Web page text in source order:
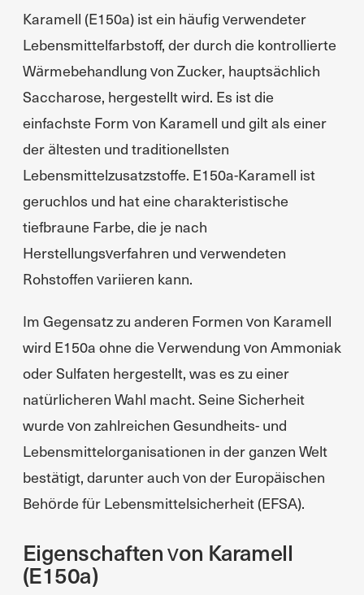
Karamell (E150a) ist ein häufig verwendeter
Lebensmittelfarbstoff, der durch die kontrollierte
Wärmebehandlung von Zucker, hauptsächlich
Saccharose, hergestellt wird. Es ist die
einfachste Form von Karamell und gilt als einer
der ältesten und traditionellsten
Lebensmittelzusatzstoffe. E150a-Karamell ist
geruchlos und hat eine charakteristische
tiefbraune Farbe, die je nach
Herstellungsverfahren und verwendeten
Rohstoffen variieren kann.
Im Gegensatz zu anderen Formen von Karamell
wird E150a ohne die Verwendung von Ammoniak
oder Sulfaten hergestellt, was es zu einer
natürlicheren Wahl macht. Seine Sicherheit
wurde von zahlreichen Gesundheits- und
Lebensmittelorganisationen in der ganzen Welt
bestätigt, darunter auch von der Europäischen
Behörde für Lebensmittelsicherheit (EFSA).
Eigenschaften von Karamell
(E150a)